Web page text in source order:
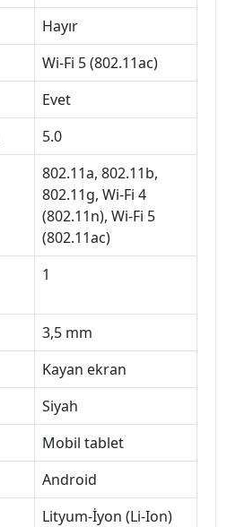
Hayır
Wi-Fi 5 (802.11ac)
Evet
5.0
802.11a, 802.11b,
802.11g, Wi-Fi 4
(802.11n), Wi-Fi 5
(802.11ac)
1
3,5 mm
Kayan ekran
Siyah
Mobil tablet
Android
Lityum-İyon (Li-Ion)